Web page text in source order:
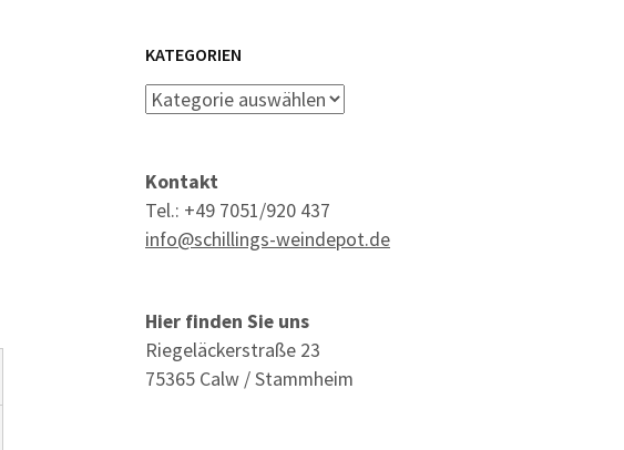
KATEGORIEN
Kategorien
Kontakt
Tel.: +49 7051/920 437
info@schillings-weindepot.de
Hier finden Sie uns
Riegeläckerstraße 23
75365 Calw / Stammheim